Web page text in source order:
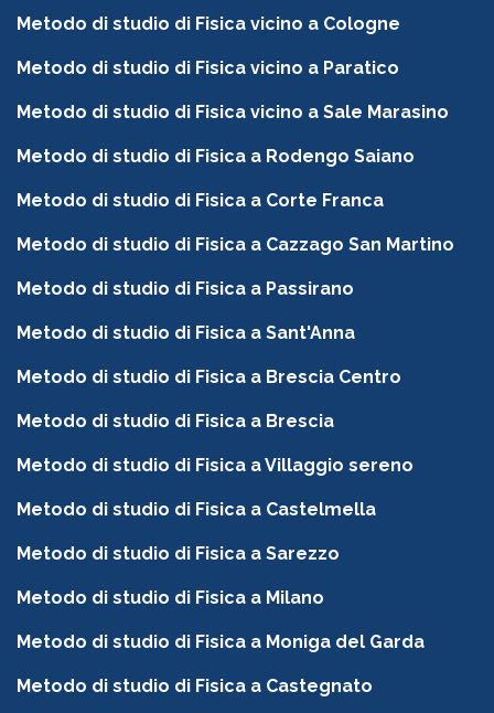
Metodo di studio di Fisica vicino a Cologne
Metodo di studio di Fisica vicino a Paratico
Metodo di studio di Fisica vicino a Sale Marasino
Metodo di studio di Fisica a Rodengo Saiano
Metodo di studio di Fisica a Corte Franca
Metodo di studio di Fisica a Cazzago San Martino
Metodo di studio di Fisica a Passirano
Metodo di studio di Fisica a Sant'Anna
Metodo di studio di Fisica a Brescia Centro
Metodo di studio di Fisica a Brescia
Metodo di studio di Fisica a Villaggio sereno
Metodo di studio di Fisica a Castelmella
Metodo di studio di Fisica a Sarezzo
Metodo di studio di Fisica a Milano
Metodo di studio di Fisica a Moniga del Garda
Metodo di studio di Fisica a Castegnato